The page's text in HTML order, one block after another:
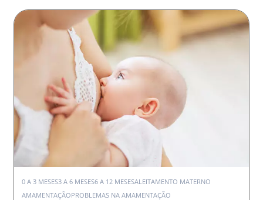
0 A 3 MESES3 A 6 MESES6 A 12 MESESALEITAMENTO MATERNO
AMAMENTAÇÃOPROBLEMAS NA AMAMENTAÇÃO